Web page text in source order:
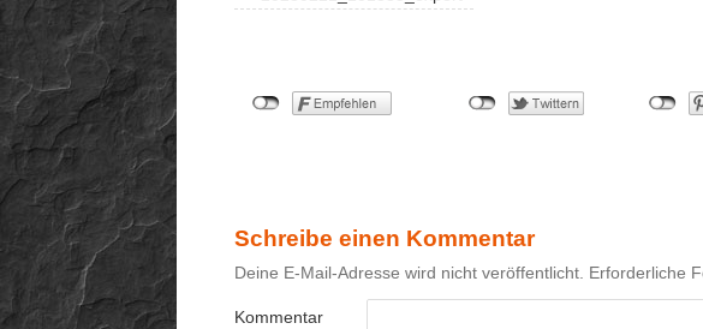
Schreibe einen Kommentar
Deine E-Mail-Adresse wird nicht veröffentlicht. Erforderliche
Kommentar